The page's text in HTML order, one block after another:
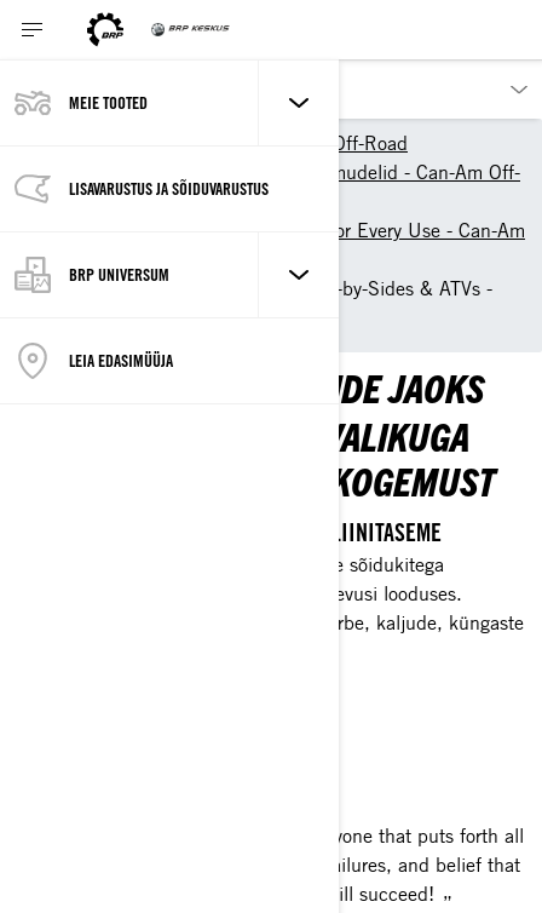
MEIE TOOTED
LISAVARUSTUS JA SÕIDUVARUSTUS
BRP UNIVERSUM
LEIA EDASIMÜÜJA
Can-Am Off-Road
2026 ATV & Side-By-Side mudelid - Can-Am Off-
Road
Find the Right ATV or SxS for Every Use - Can-Am
Sand Dunes & Deserts Side-by-Sides & ATVs -
ATV & SSV LIIVADÜÜNIDE JAOKS
NAUTIGE MEIE TOOTEVALIKUGA
SUUREPÄRAST SÕIDUKOGEMUST
MITTE MIDAGI PEALE KÕRGE ADRENALIINITASEME
Vii maastikul liivaluidetel sõitmine meie sõidukitega
järgmisele tasemele ja avasta uusi põnevusi looduses.
Mavericku perekond loodi valitsema kõrbe, kaljude, küngaste
My inspiration comes from seeing anyone that puts forth all
the hard work, determination, pain, failures, and belief that
they one day they can and will succeed!